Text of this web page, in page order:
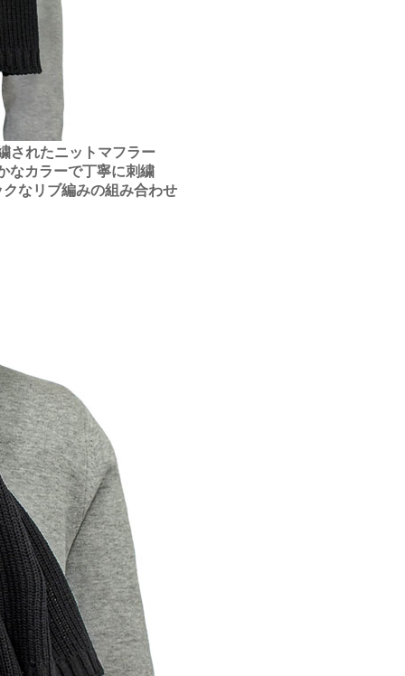
されたニットマフラー
なカラーで丁寧に刺繍
なリブ編みの組み合わせ